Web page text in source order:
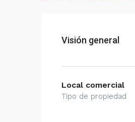
Visión general
Local comercial
Tipo de propiedad